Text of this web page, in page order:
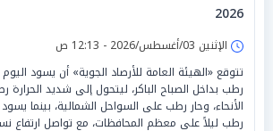
2026
الإثنين 03/أغسطس/2026 - 12:13 ص
تتوقع «الهيئة العامة للأرصاد الجوية» أن يسود
رطب بداخل الصباح الباكر، ليتحول إلى شديد الحرارة
الأنحاء، وحار رطب على السواحل الشمالية، بينما
رطب ليلاً على معظم المحافظات، مع تواصل ارتفاع